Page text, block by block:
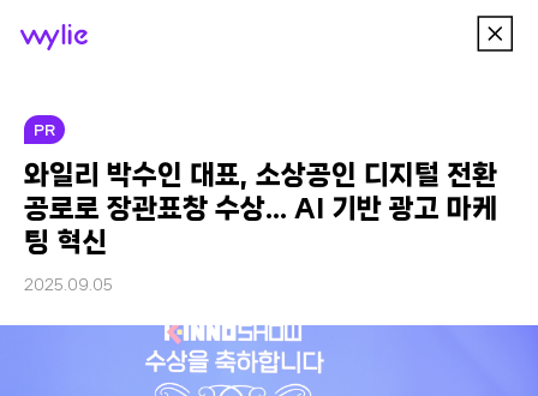
이
전
wylie
PR
와일리 박수인 대표, 소상공인 디지털 전환
공로로 장관표창 수상… AI 기반 광고 마케
팅 혁신
2025.09.05